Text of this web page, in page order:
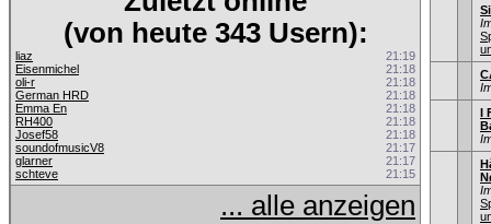
(von heute 343 Usern):
liaz
21:19
Eisenmichel
21:18
oli-r
21:18
German HRD
21:18
Emma En
21:18
RH400
21:18
Josef58
21:18
soundofmusicV8
21:17
glarner
21:17
schteve
21:15
... alle anzeigen
I